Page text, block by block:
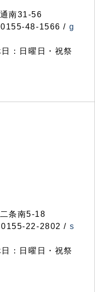
南31-56
48-1566 / g
：日曜日・祝祭
条南5-18
22-2802 / s
：日曜日・祝祭